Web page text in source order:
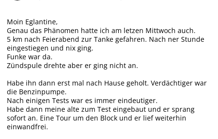
Moin Eglantine,
Genau das Phänomen hatte ich am letzen Mittwoch auch.
5 km nach Feierabend zur Tanke gefahren. Nach ner Stunde
eingestiegen und nix ging.
Funke war da.
Zündspule drehte aber er ging nicht an.
Habe ihn dann erst mal nach Hause geholt. Verdächtiger war
die Benzinpumpe.
Nach einigen Tests war es immer eindeutiger.
Habe dann meine alte zum Test eingebaut und er sprang
sofort an. Eine Tour um den Block und er lief weiterhin
einwandfrei.